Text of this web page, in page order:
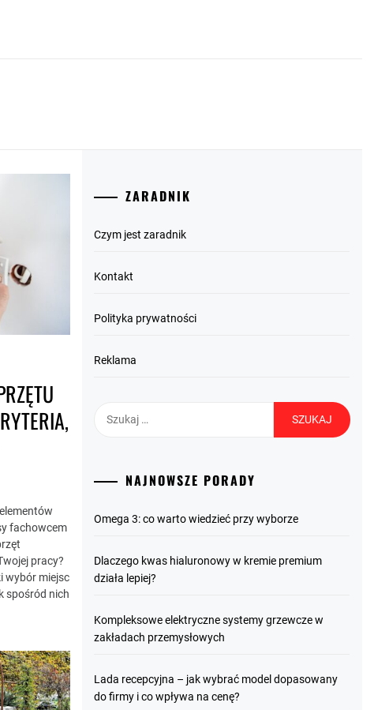
fachowcem
pracy?
wybór miejsc
spośród nich
ZARADNIK
Czym jest zaradnik
Kontakt
Polityka prywatności
Reklama
NAJNOWSZE PORADY
Omega 3: co warto wiedzieć przy wyborze
Dlaczego kwas hialuronowy w kremie premium
działa lepiej?
Kompleksowe elektryczne systemy grzewcze w
zakładach przemysłowych
Lada recepcyjna – jak wybrać model dopasowany
do firmy i co wpływa na cenę?